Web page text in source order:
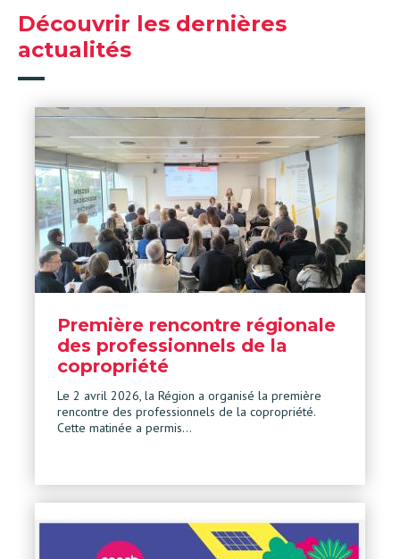
Découvrir les dernières
actualités
Première rencontre régionale
des professionnels de la
copropriété
Le 2 avril 2026, la Région a organisé la première
rencontre des professionnels de la copropriété.
Cette matinée a permis…